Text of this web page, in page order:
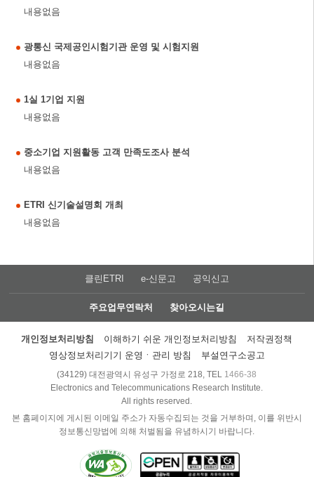
내용없음
광통신 국제공인시험기관 운영 및 시험지원
내용없음
1실 1기업 지원
내용없음
중소기업 지원활동 고객 만족도조사 분석
내용없음
ETRI 신기술설명회 개최
내용없음
클린ETRI e-신문고 공익신고
주요업무연락처 찾아오시는길
개인정보처리방침 이해하기 쉬운 개인정보처리방침
저작권정책
영상정보처리기기 운영ㆍ관리 방침
부설연구소공고
(34129) 대전광역시 유성구 가정로 218, TEL 1466-38
Electronics and Telecommunications Research Institute.
All rights reserved.
본 홈페이지에 게시된 이메일 주소가 자동수집되는 것을 거부하며, 이를 위반시
정보통신망법에 의해 처벌됨을 유념하시기 바랍니다.